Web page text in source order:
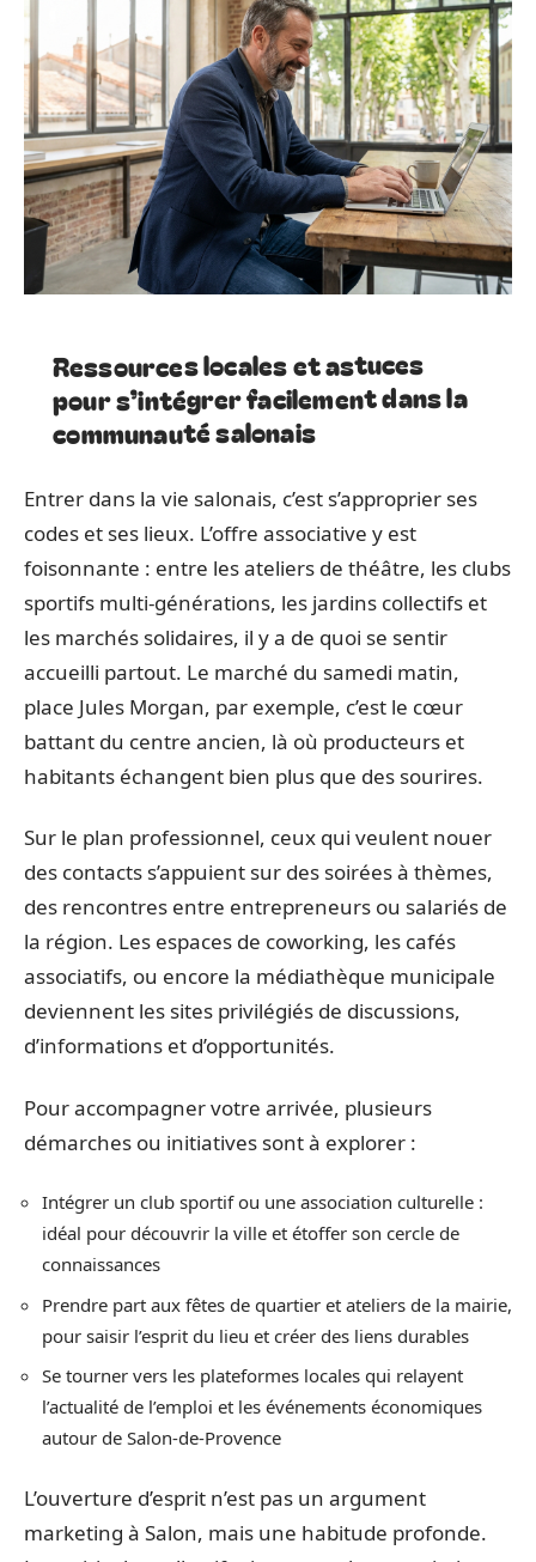
Ressources locales et astuces
pour s’intégrer facilement dans la
communauté salonais
Entrer dans la vie salonais, c’est s’approprier ses
codes et ses lieux. L’offre associative y est
foisonnante : entre les ateliers de théâtre, les clubs
sportifs multi-générations, les jardins collectifs et
les marchés solidaires, il y a de quoi se sentir
accueilli partout. Le marché du samedi matin,
place Jules Morgan, par exemple, c’est le cœur
battant du centre ancien, là où producteurs et
habitants échangent bien plus que des sourires.
Sur le plan professionnel, ceux qui veulent nouer
des contacts s’appuient sur des soirées à thèmes,
des rencontres entre entrepreneurs ou salariés de
la région. Les espaces de coworking, les cafés
associatifs, ou encore la médiathèque municipale
deviennent les sites privilégiés de discussions,
d’informations et d’opportunités.
Pour accompagner votre arrivée, plusieurs
démarches ou initiatives sont à explorer :
Intégrer un club sportif ou une association culturelle :
idéal pour découvrir la ville et étoffer son cercle de
connaissances
Prendre part aux fêtes de quartier et ateliers de la mairie,
pour saisir l’esprit du lieu et créer des liens durables
Se tourner vers les plateformes locales qui relayent
l’actualité de l’emploi et les événements économiques
autour de Salon-de-Provence
L’ouverture d’esprit n’est pas un argument
marketing à Salon, mais une habitude profonde.